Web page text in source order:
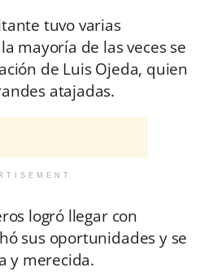
tuvo varias
mayoría de las veces se
de Luis Ojeda, quien
atajadas.
logró llegar con
sus oportunidades y se
y merecida.